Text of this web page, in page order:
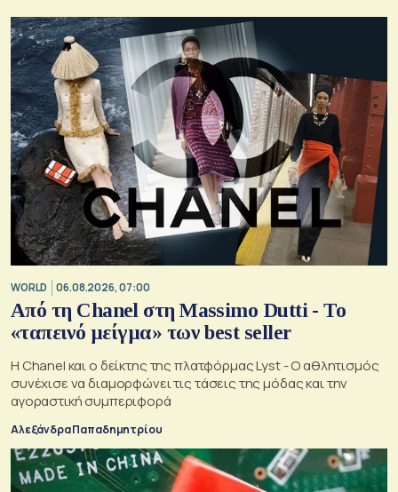
WORLD 06.08.2026, 07:00
Από τη Chanel στη Massimo Dutti - Το
«ταπεινό μείγμα» των best seller
Η Chanel και ο δείκτης της πλατφόρμας Lyst - Ο αθλητισμός
συνέχισε να διαμορφώνει τις τάσεις της μόδας και την
αγοραστική συμπεριφορά
Αλεξάνδρα Παπαδημητρίου